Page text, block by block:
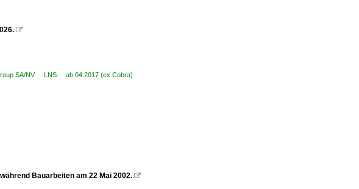

SA/NV ·LNS· ab 04.2017 (ex Cobra)
Bauarbeiten am 22 Mai 2002. 